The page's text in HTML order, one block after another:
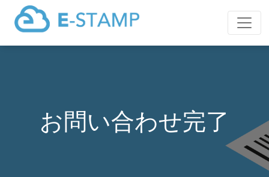
お問い合わせ完了